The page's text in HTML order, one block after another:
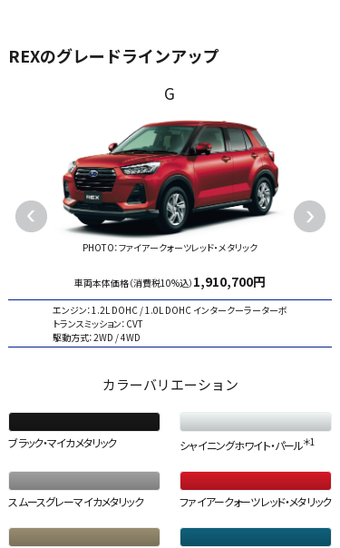
REXのグレードラインアップ
Previous
G
PHOTO：ファイアークォーツレッド・メタリック
車両本体価格（消費税10%込） 1,910,700円
エンジン：1.2L DOHC / 1.0L DOHC インタークーラーターボ
トランスミッション： CVT
駆動方式：2WD / 4WD
Next
カラーバリエーション
ブラック・マイカメタリック シャイニングホワイト・パール＊1
スムースグレーマイカメタリック ファイアークォーツレッド・メタリック